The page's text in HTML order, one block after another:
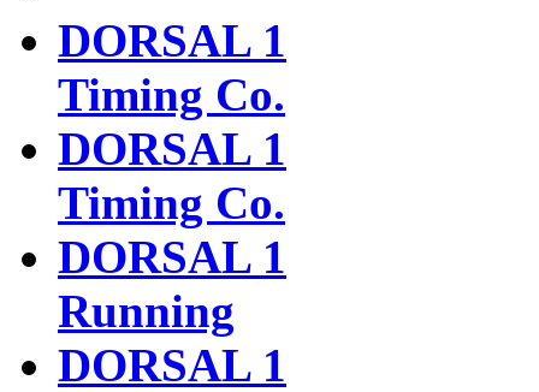
DORSAL 1
Timing Co.
DORSAL 1
Timing Co.
DORSAL 1
Running
DORSAL 1